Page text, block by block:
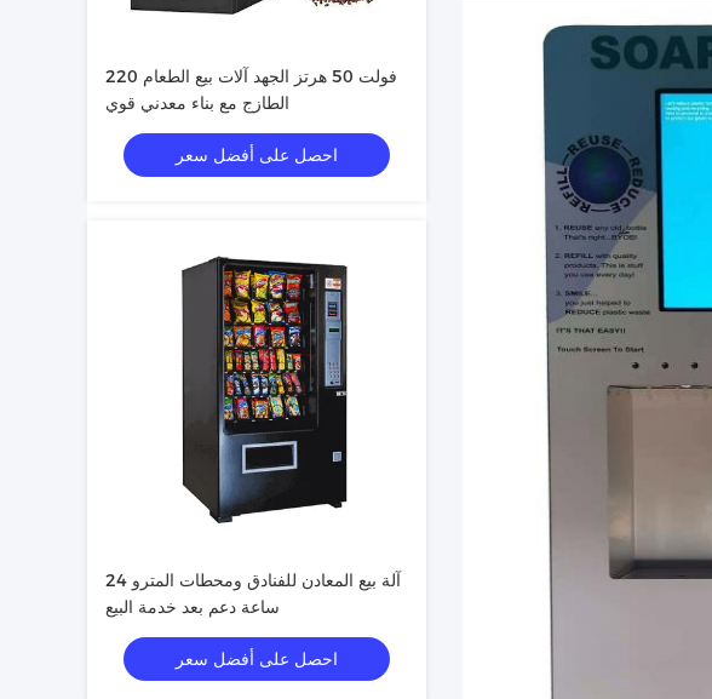
220 فولت 50 هرتز الجهد آلات بيع الطعام
الطازج مع بناء معدني قوي
احصل على أفضل سعر
آلة بيع المعادن للفنادق ومحطات المترو 24
ساعة دعم بعد خدمة البيع
احصل على أفضل سعر